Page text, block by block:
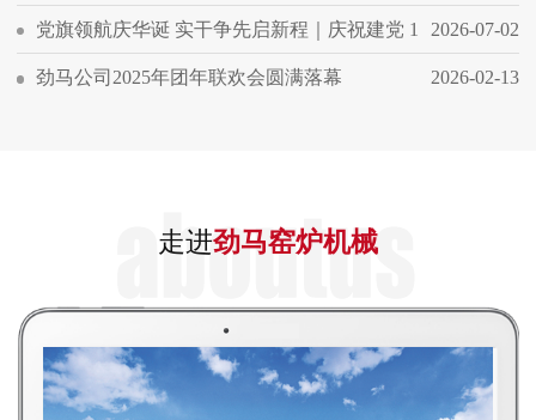
2026-07-02
党旗领航庆华诞 实干争先启新程｜庆祝建党 1
2026-02-13
劲马公司2025年团年联欢会圆满落幕
走进劲马窑炉机械